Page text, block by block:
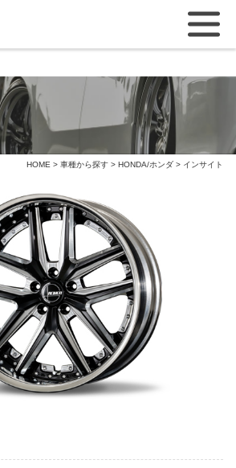
HOME > 車種から探す > HONDA/ホンダ > インサイト